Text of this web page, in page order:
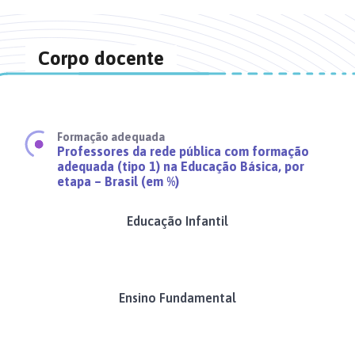
Corpo docente
Formação adequada
Professores da rede pública com formação
adequada (tipo 1) na Educação Básica, por
etapa – Brasil (em %)
Educação Infantil
Ensino Fundamental